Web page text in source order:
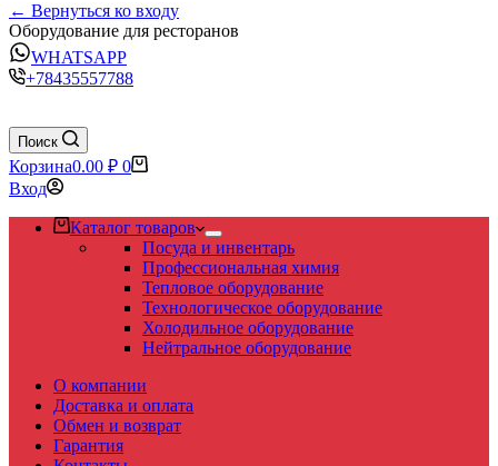
← Вернуться ко входу
Оборудование для ресторанов
WHATSAPP
+78435557788
Поиск
Корзина0.00 ₽ 0
Вход
Каталог товаров
Посуда и инвентарь
Профессиональная химия
Тепловое оборудование
Технологическое оборудование
Холодильное оборудование
Нейтральное оборудование
О компании
Доставка и оплата
Обмен и возврат
Гарантия